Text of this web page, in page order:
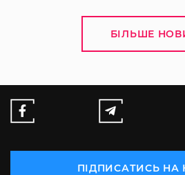
БІЛЬШЕ
ПІДПИСАТИСЬ НА